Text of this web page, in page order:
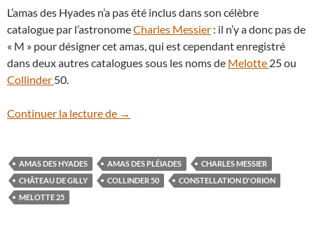
L’amas des Hyades n’a pas été inclus dans son célèbre
catalogue par l’astronomeCharles Messier : il n’y a donc pas de
« M » pour désigner cet amas, qui est cependant enregistré
dans deux autres catalogues sous les noms de Melotte 25 ou
Collinder 50.
Continuer la lecture de Lundi 14 mars : la Lune passe devant
→
AMAS DES HYADES AMAS DES PLÉIADES
CHARLES MESSIER
CHÂTEAU DE GILLY
COLLINDER 50
CONSTELLATION D'ORION
MELOTTE 25